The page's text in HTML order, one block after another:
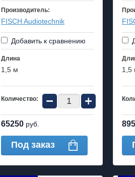
Производитель:
FISCH Audiotechnik
Добавить к сравнению
Длина
1,5 м
Количество: − +
65250 руб.
Под заказ
1,5